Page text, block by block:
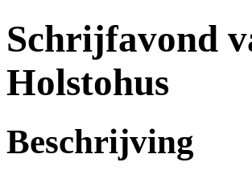
Schrijfavond
Holstohus
Beschrijving